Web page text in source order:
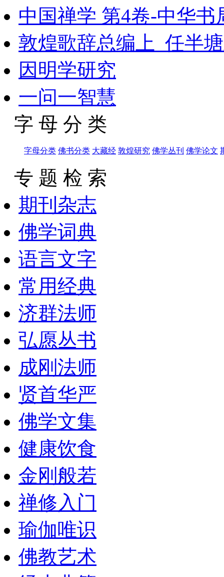
中国禅学 第4卷-中华书
敦煌歌辞总编上_任半
因明学研究
一问一智慧
字 母 分 类
字母分类 佛书分类 大藏经 敦煌研究 佛学丛刊 佛学论文
专 题 检 索
期刊杂志
佛学词典
语言文字
常用经典
济群法师
弘愿丛书
成刚法师
贤首华严
佛学文集
健康饮食
金刚般若
禅修入门
瑜伽唯识
佛教艺术